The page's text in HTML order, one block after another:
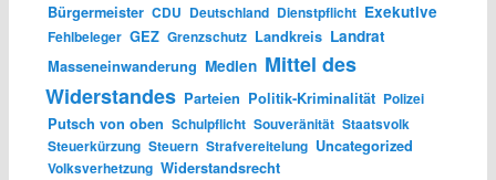
Bürgermeister CDU Deutschland Dienstpflicht Exekutive
Fehlbeleger GEZ Grenzschutz Landkreis Landrat
Masseneinwanderung Medien Mittel des
Widerstandes Parteien Politik-Kriminalität Polizei
Putsch von oben Schulpflicht Souveränität Staatsvolk
Steuerkürzung Steuern Strafvereitelung Uncategorized
Volksverhetzung Widerstandsrecht